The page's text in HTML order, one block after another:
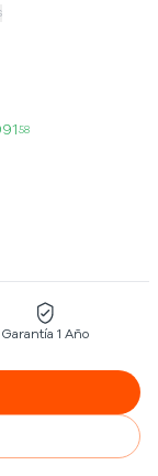
58
Garantía 1 Año